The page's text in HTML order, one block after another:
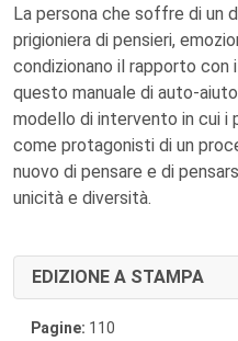
La persona che soffre di un
prigioniera di pensieri,
condizionano il rapporto con
questo manuale di auto-
modello di intervento in cui i
come protagonisti di un
nuovo di pensare e di
unicità e diversità.
EDIZIONE A STAMPA
Pagine: 110